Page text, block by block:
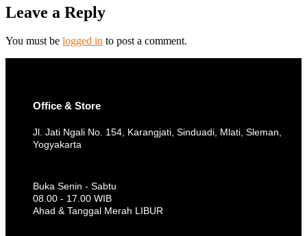
Leave a Reply
You must be logged in to post a comment.
Office & Store
Jl. Jati Ngali No. 154, Karangjati, Sinduadi, Mlati, Sleman,
Yogyakarta
Buka Senin - Sabtu
08.00 - 17.00 WIB
Ahad & Tanggal Merah LIBUR